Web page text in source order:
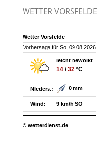
WETTER VORSFELDE
Wetter Vorsfelde
Vorhersage für So, 09.08.2026
leicht bewölkt
14/32°C
Nieders.: 0 mm
Wind: 9 km/h SO
© wetterdienst.de